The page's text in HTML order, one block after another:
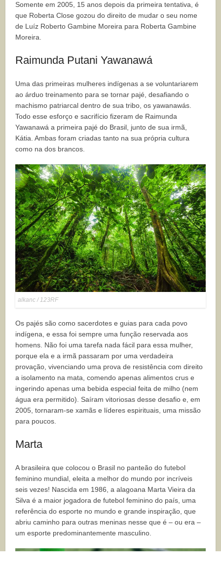
Somente em 2005, 15 anos depois da primeira tentativa, é
que Roberta Close gozou do direito de mudar o seu nome
de Luíz Roberto Gambine Moreira para Roberta Gambine
Moreira.
Raimunda Putani Yawanawá
Uma das primeiras mulheres indígenas a se voluntariarem
ao árduo treinamento para se tornar pajé, desafiando o
machismo patriarcal dentro de sua tribo, os yawanawás.
Todo esse esforço e sacrifício fizeram de Raimunda
Yawanawá a primeira pajé do Brasil, junto de sua irmã,
Kátia. Ambas foram criadas tanto na sua própria cultura
como na dos brancos.
alkanc / 123RF
Os pajés são como sacerdotes e guias para cada povo
indígena, e essa foi sempre uma função reservada aos
homens. Não foi uma tarefa nada fácil para essa mulher,
porque ela e a irmã passaram por uma verdadeira
provação, vivenciando uma prova de resistência com direito
a isolamento na mata, comendo apenas alimentos crus e
ingerindo apenas uma bebida especial feita de milho (nem
água era permitido). Saíram vitoriosas desse desafio e, em
2005, tornaram-se xamãs e líderes espirituais, uma missão
para poucos.
Marta
A brasileira que colocou o Brasil no panteão do futebol
feminino mundial, eleita a melhor do mundo por incríveis
seis vezes! Nascida em 1986, a alagoana Marta Vieira da
Silva é a maior jogadora de futebol feminino do país, uma
referência do esporte no mundo e grande inspiração, que
abriu caminho para outras meninas nesse que é – ou era –
um esporte predominantemente masculino.